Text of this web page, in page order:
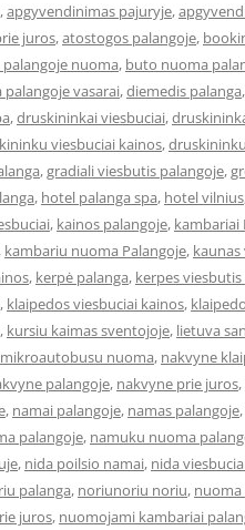
,apgyvendinimas pajuryje,
juros,atostogos palangoje,
nuoma, buto nuoma
vasarai,diemedis palanga,
,druskininkai viesbuciai,
viesbuciai kainos,
,gradiali viesbutis palangoje,
, hotel palanga spa, hotel vilnius
, kainos palangoje, kambariai
, kambariu nuoma Palangoje, kaunas
, kerpė palanga, kerpes
, klaipedos viesbuciai kainos,
, kursiu kaimas sventojoje, lietuva
mikroautobusu nuoma, nakvyne
palangoje, nakvyne prie juros,
, namai palangoje, namas palangoje,
palangoje, namuku nuoma
, nida poilsio namai, nida
palanga, noriunoriu noriu,
juros, nuomojami kambariai